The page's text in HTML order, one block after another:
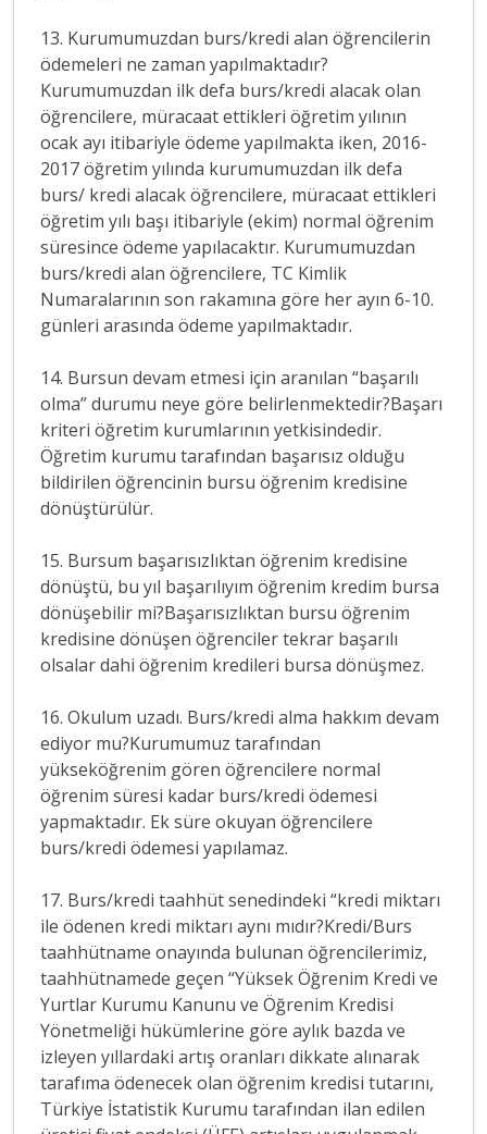
13. Kurumumuzdan burs/kredi alan öğrencilerin
ödemeleri ne zaman yapılmaktadır?
Kurumumuzdan ilk defa burs/kredi alacak olan
öğrencilere, müracaat ettikleri öğretim yılının
ocak ayı itibariyle ödeme yapılmakta iken, 2016-
2017 öğretim yılında kurumumuzdan ilk defa
burs/ kredi alacak öğrencilere, müracaat ettikleri
öğretim yılı başı itibariyle (ekim) normal öğrenim
süresince ödeme yapılacaktır. Kurumumuzdan
burs/kredi alan öğrencilere, TC Kimlik
Numaralarının son rakamına göre her ayın 6-10.
günleri arasında ödeme yapılmaktadır.
14. Bursun devam etmesi için aranılan “başarılı
olma” durumu neye göre belirlenmektedir?Başarı
kriteri öğretim kurumlarının yetkisindedir.
Öğretim kurumu tarafından başarısız olduğu
bildirilen öğrencinin bursu öğrenim kredisine
dönüştürülür.
15. Bursum başarısızlıktan öğrenim kredisine
dönüştü, bu yıl başarılıyım öğrenim kredim bursa
dönüşebilir mi?Başarısızlıktan bursu öğrenim
kredisine dönüşen öğrenciler tekrar başarılı
olsalar dahi öğrenim kredileri bursa dönüşmez.
16. Okulum uzadı. Burs/kredi alma hakkım devam
ediyor mu?Kurumumuz tarafından
yükseköğrenim gören öğrencilere normal
öğrenim süresi kadar burs/kredi ödemesi
yapmaktadır. Ek süre okuyan öğrencilere
burs/kredi ödemesi yapılamaz.
17. Burs/kredi taahhüt senedindeki “kredi miktarı
ile ödenen kredi miktarı aynı mıdır?Kredi/Burs
taahhütname onayında bulunan öğrencilerimiz,
taahhütnamede geçen “Yüksek Öğrenim Kredi ve
Yurtlar Kurumu Kanunu ve Öğrenim Kredisi
Yönetmeliği hükümlerine göre aylık bazda ve
izleyen yıllardaki artış oranları dikkate alınarak
tarafıma ödenecek olan öğrenim kredisi tutarını,
Türkiye İstatistik Kurumu tarafından ilan edilen